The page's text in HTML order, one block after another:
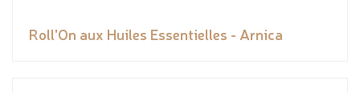
Roll'On aux Huiles Essentielles - Arnica